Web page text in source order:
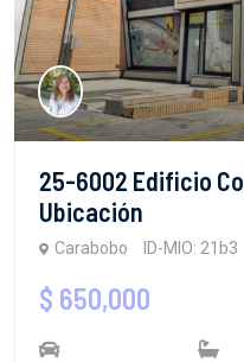
25-6002 Edificio
Ubicación
Carabobo ID-MIO: 21b3
$ 650,000